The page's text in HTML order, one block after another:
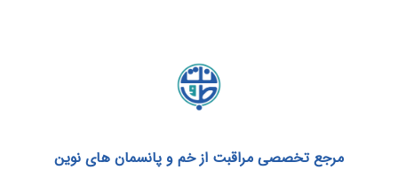
مرجع تخصصی مراقبت از خم و پانسمان های نوین